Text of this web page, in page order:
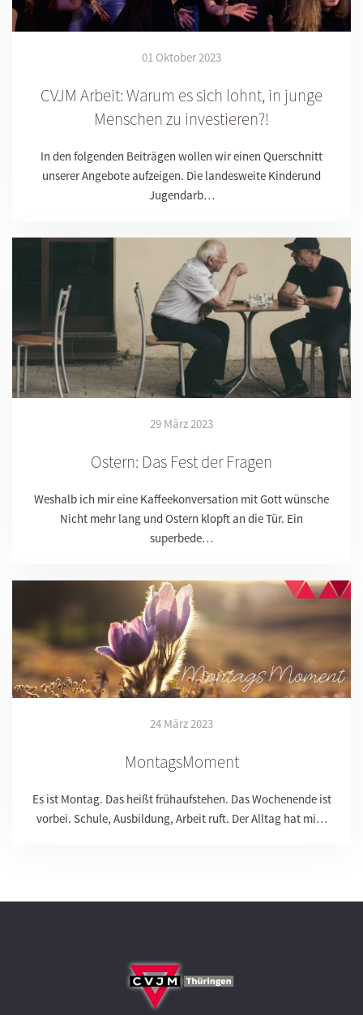
01 Oktober 2023
CVJM Arbeit: Warum es sich lohnt, in junge
Menschen zu investieren?!
In den folgenden Beiträgen wollen wir einen Querschnitt
unserer Angebote aufzeigen. Die landesweite Kinderund
Jugendarb…
29 März 2023
Ostern: Das Fest der Fragen
Weshalb ich mir eine Kaffeekonversation mit Gott wünsche
Nicht mehr lang und Ostern klopft an die Tür. Ein
superbede…
24 März 2023
MontagsMoment
Es ist Montag. Das heißt frühaufstehen. Das Wochenende ist
vorbei. Schule, Ausbildung, Arbeit ruft. Der Alltag hat mi…